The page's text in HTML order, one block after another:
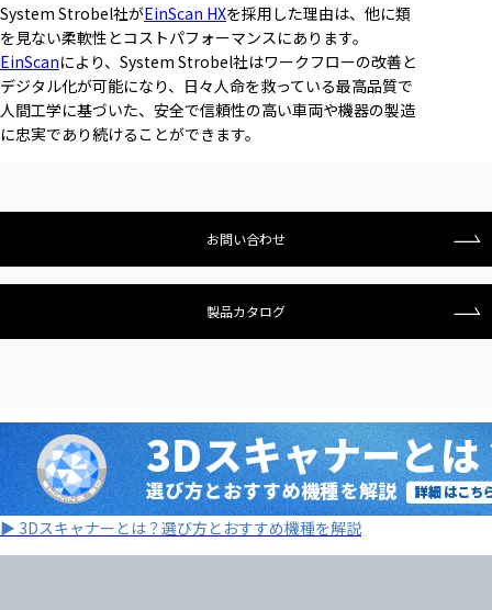
System Strobel社がEinScan HXを採用した理由は、他に類
を見ない柔軟性とコストパフォーマンスにあります。
EinScanにより、System Strobel社はワークフローの改善と
デジタル化が可能になり、日々人命を救っている最高品質で
人間工学に基づいた、安全で信頼性の高い車両や機器の製造
に忠実であり続けることができます。
お問い合わせ
製品カタログ
▶ 3Dスキャナーとは？選び方とおすすめ機種を解説